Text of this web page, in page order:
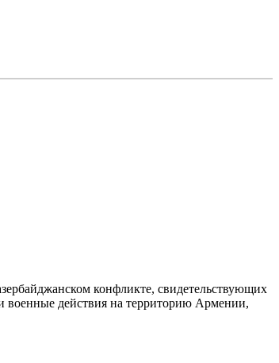
конфликте, свидетельствующих
военные действия на территорию Армении,